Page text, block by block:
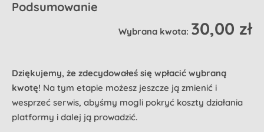
Podsumowanie
Wybrana kwota: 30,00 zł
Dziękujemy, że zdecydowałeś się wpłacić wybraną
kwotę! Na tym etapie możesz jeszcze ją zmienić i
wesprzeć serwis, abyśmy mogli pokryć koszty działania
platformy i dalej ją prowadzić.